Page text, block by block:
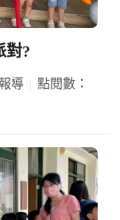
對?
導
點閱數：